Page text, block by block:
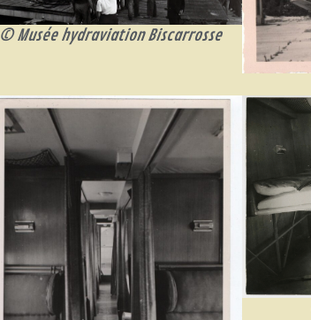
© Musée hydraviation Biscarrosse